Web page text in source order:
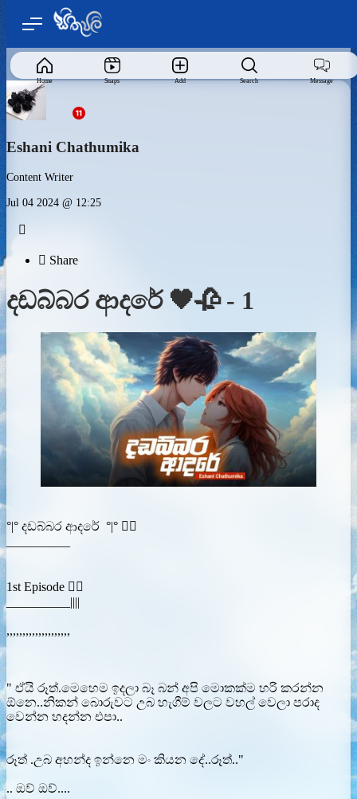
Home Snaps Add Search Message
Eshani Chathumika
Content Writer
Jul 04 2024 @ 12:25

 Share
දඩබ්බර ආදරේ 🖤🥀 - 1
°|° දඩබ්බර ආදරේ °|° ❤️‍🔥
1st Episode ❤️‍🔥
,,,,,,,,,,,,,,,,,,,,
" ඒයි රූත්.මෙහෙම ඉදලා බෑ බන් අපි මොකක්ම හරි කරන්න
ඕනෙ..නිකන් බොරුවට උබ හැගීම් වලට වහල් වෙලා පරාද
වෙන්න හදන්න එපා..
රූත් .උබ අහන්ද ඉන්නෙ මං කියන දේ..රූත්.."
.. ඔව් ඔව්....